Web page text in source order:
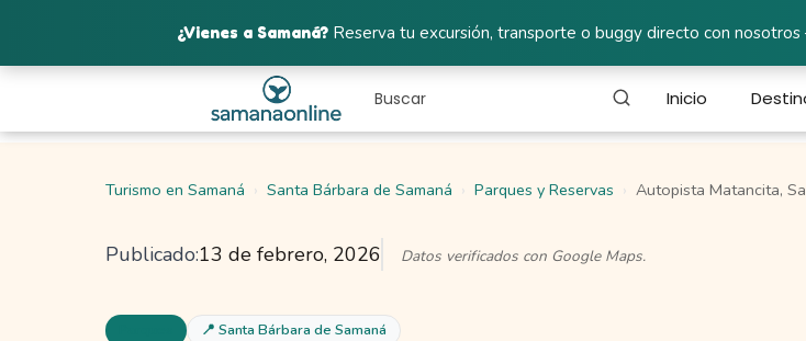
Inicio
Turismo en Samaná Santa Bárbara de Samaná Parques y Reservas Autopista Matancita,
Publicado:13 de febrero, 2026 Datos verificados con Google Maps.
📍 Santa Bárbara de Samaná
¿Vienes a Samaná?Reserva tu excursión, transporte o buggy directo con